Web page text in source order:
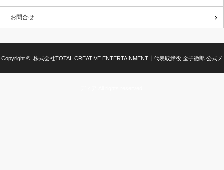
お問合せ
Copyright © 株式会社TOTAL CREATIVE ENTERTAINMENT┃代表取締役 金子徹郎 公式メ